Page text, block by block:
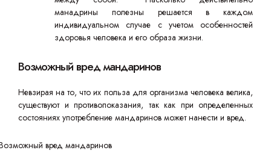
манадрины полезны решается в каждом
индивидуальном случае с учетом особенностей
здоровья человека и его образа жизни.
Возможный вред мандаринов
Невзирая на то, что их польза для организма человека велика,
существуют и противопоказания, так как при определенных
состояниях употребление мандаринов может нанести и вред.